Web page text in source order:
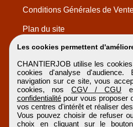
Les cookies permettent
CHANTIERJOB utilise les
cookies d'analyse d'audience.
navigation sur ce site, vous
cookies, nos CGV / CGU
confidentialitépour vous proposer
vos centres d'intérêt et réaliser
Vous pouvez choisir de refuser
choix en cliquant sur le
Conditions Générales de
Plan du site